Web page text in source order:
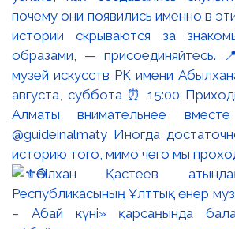
почему они появились именно в
истории скрываются за
образами, — присоединяйтесь.
музей искусств РК имени
августа, суббота ⏰ 15:00
Алматы внимательнее
@guideinalmaty Иногда
историю того, мимо чего мы